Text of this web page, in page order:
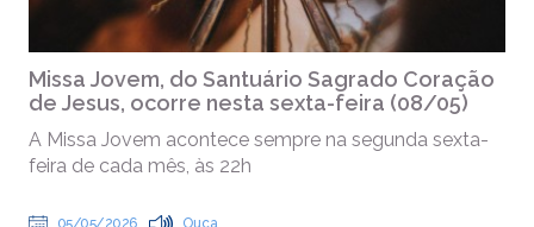
Missa Jovem, do Santuário Sagrado Coração
de Jesus, ocorre nesta sexta-feira (08/05)
A Missa Jovem acontece sempre na segunda sexta-
feira de cada mês, às 22h
05/05/2026 Ouça